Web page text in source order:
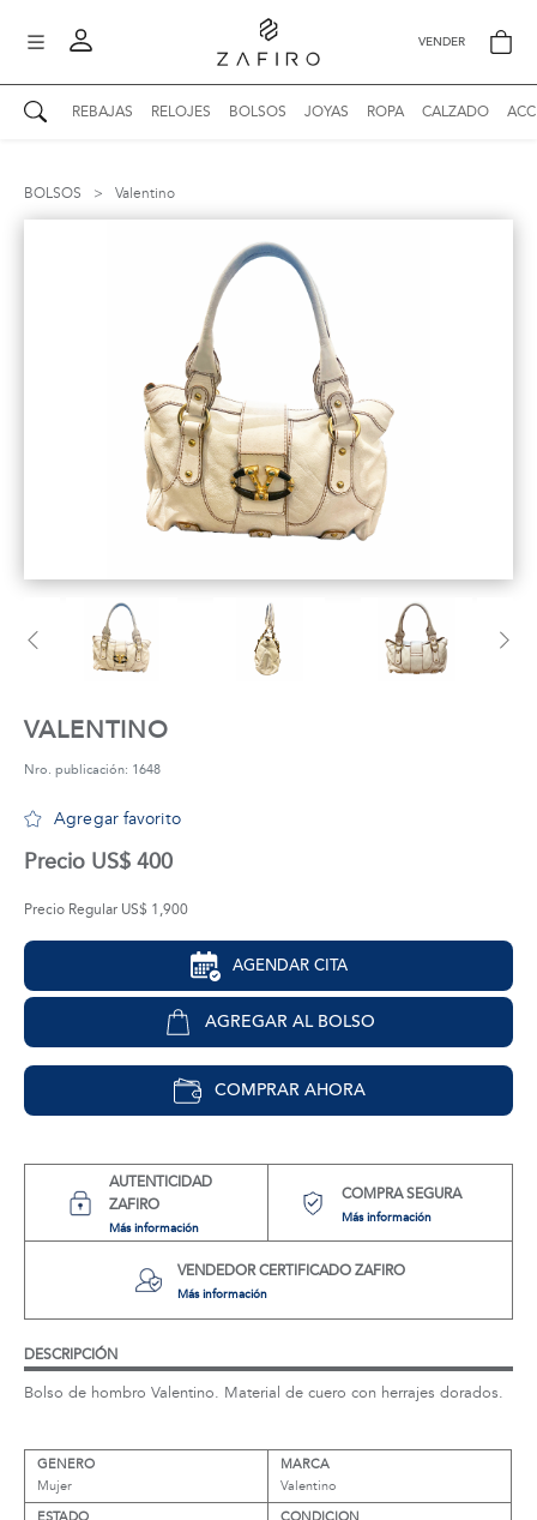
VENDER
REBAJAS RELOJES BOLSOS JOYAS ROPA CALZADO
Mis mensajes
Cerrar sesión
BOLSOS > Valentino
VALENTINO
Nro. publicación: 1648
Agregar favorito
Precio US$ 400
Precio Regular US$ 1,900
AGENDAR CITA
AGREGAR AL BOLSO
COMPRAR AHORA
AUTENTICIDAD
ZAFIRO
Más información
COMPRA SEGURA
Más información
VENDEDOR CERTIFICADO ZAFIRO
Más información
DESCRIPCIÓN
Bolso de hombro Valentino. Material de cuero con herrajes dorados.
GENERO
Mujer
MARCA
Valentino